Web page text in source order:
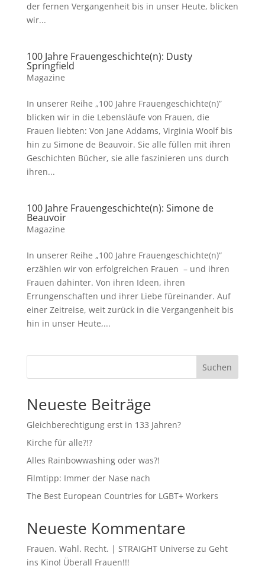
der fernen Vergangenheit bis in unser Heute, blicken
wir...
100 Jahre Frauengeschichte(n): Dusty
Springfield
Magazine
In unserer Reihe „100 Jahre Frauengeschichte(n)”
blicken wir in die Lebensläufe von Frauen, die
Frauen liebten: Von Jane Addams, Virginia Woolf bis
hin zu Simone de Beauvoir. Sie alle füllen mit ihren
Geschichten Bücher, sie alle faszinieren uns durch
ihren...
100 Jahre Frauengeschichte(n): Simone de
Beauvoir
Magazine
In unserer Reihe „100 Jahre Frauengeschichte(n)“
erzählen wir von erfolgreichen Frauen – und ihren
Frauen dahinter. Von ihren Ideen, ihren
Errungenschaften und ihrer Liebe füreinander. Auf
einer Zeitreise, weit zurück in die Vergangenheit bis
hin in unser Heute,...
Suchen
Neueste Beiträge
Gleichberechtigung erst in 133 Jahren?
Kirche für alle?!?
Alles Rainbowwashing oder was?!
Filmtipp: Immer der Nase nach
The Best European Countries for LGBT+ Workers
Neueste Kommentare
Frauen. Wahl. Recht. | STRAIGHT Universe zu Geht
ins Kino! Überall Frauen!!!